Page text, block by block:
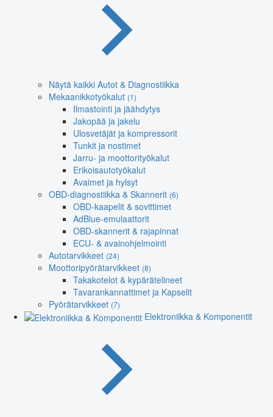
Näytä kaikki Autot & Diagnostiikka
Mekaanikkotyökalut (1)
Ilmastointi ja jäähdytys
Jakopää ja jakelu
Ulosvetäjät ja kompressorit
Tunkit ja nostimet
Jarru- ja moottorityökalut
Erikoisautotyökalut
Avaimet ja hylsyt
OBD-diagnostiikka & Skannerit (6)
OBD-kaapelit & sovittimet
AdBlue-emulaattorit
OBD-skannerit & rajapinnat
ECU- & avainohjelmointi
Autotarvikkeet (24)
Moottoripyörätarvikkeet (8)
Takakotelot & kypärätelineet
Tavarankannattimet ja Kapselit
Pyörätarvikkeet (7)
Elektroniikka & Komponentit